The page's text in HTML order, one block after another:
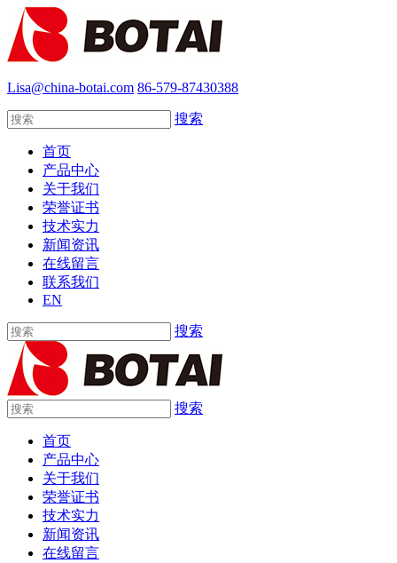
Lisa@china-botai.com 86-579-87430388
搜索
首页
产品中心
关于我们
荣誉证书
技术实力
新闻资讯
在线留言
联系我们
EN
搜索
搜索
首页
产品中心
关于我们
荣誉证书
技术实力
新闻资讯
在线留言